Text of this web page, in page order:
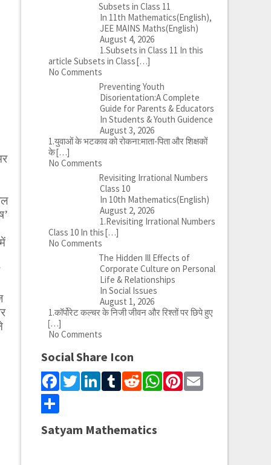
Subsets in Class 11
In 11th Mathematics(English),
JEE MAINS Maths(English)
August 4, 2026
1.Subsets in Class 11 In this
article Subsets in Class[…]
No Comments
Preventing Youth
Disorientation:A Complete
Guide for Parents & Educators
In Students & Youth Guidence
August 3, 2026
1.युवाओं के भटकाव को रोकना:माता-पिता और शिक्षकों
के[…]
No Comments
Revisiting Irrational Numbers
Class 10
In 10th Mathematics(English)
August 2, 2026
1.Revisiting Irrational Numbers
Class 10 In this[…]
No Comments
The Hidden Ill Effects of
Corporate Culture on Personal
Life & Relationships
In Social Issues
August 1, 2026
1.कॉर्पोरेट कल्चर के निजी जीवन और रिश्तों पर छिपे हुए
[…]
No Comments
Social Share Icon
Facebook
Twitter
LinkedIn
Tumblr
Reddit
WhatsApp
Pinterest
Email
Share
Satyam Mathematics